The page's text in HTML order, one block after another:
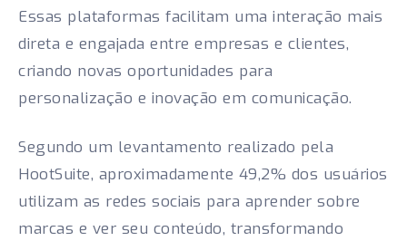
Essas plataformas facilitam uma interação mais
direta e engajada entre empresas e clientes,
criando novas oportunidades para
personalização e inovação em comunicação.
Segundo um levantamento realizado pela
HootSuite, aproximadamente 49,2% dos usuários
utilizam as redes sociais para aprender sobre
marcas e ver seu conteúdo, transformando